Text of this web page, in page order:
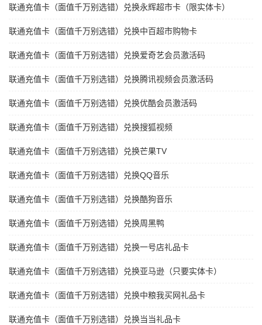
联通充值卡（面值千万别选错）兑换永辉超市卡（限实体卡）
联通充值卡（面值千万别选错）兑换中百超市购物卡
联通充值卡（面值千万别选错）兑换爱奇艺会员激活码
联通充值卡（面值千万别选错）兑换腾讯视频会员激活码
联通充值卡（面值千万别选错）兑换优酷会员激活码
联通充值卡（面值千万别选错）兑换搜狐视频
联通充值卡（面值千万别选错）兑换芒果TV
联通充值卡（面值千万别选错）兑换QQ音乐
联通充值卡（面值千万别选错）兑换酷狗音乐
联通充值卡（面值千万别选错）兑换周黑鸭
联通充值卡（面值千万别选错）兑换一号店礼品卡
联通充值卡（面值千万别选错）兑换亚马逊（只要实体卡）
联通充值卡（面值千万别选错）兑换中粮我买网礼品卡
联通充值卡（面值千万别选错）兑换当当礼品卡